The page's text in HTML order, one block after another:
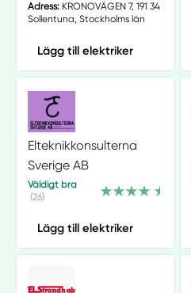
Adress:KRONOVÄGEN 7, 191 34
Sollentuna, Stockholms län
Lägg till elektriker
Elteknikkonsulterna
Sverige AB
Väldigt bra
(26)
Lägg till elektriker